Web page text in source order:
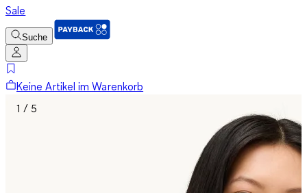
Sale
Suche
Keine Artikel im Warenkorb
1 / 5